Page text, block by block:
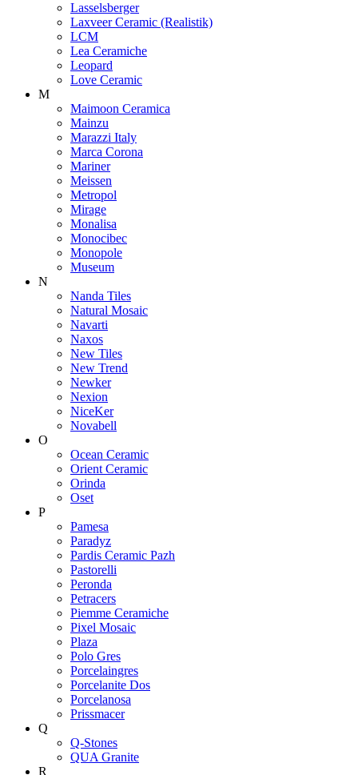
Lasselsberger
Laxveer Ceramic (Realistik)
LCM
Lea Ceramiche
Leopard
Love Ceramic
M
Maimoon Ceramica
Mainzu
Marazzi Italy
Marca Corona
Mariner
Meissen
Metropol
Mirage
Monalisa
Monocibec
Monopole
Museum
N
Nanda Tiles
Natural Mosaic
Navarti
Naxos
New Tiles
New Trend
Newker
Nexion
NiceKer
Novabell
O
Ocean Ceramic
Orient Ceramic
Orinda
Oset
P
Pamesa
Paradyz
Pardis Ceramic Pazh
Pastorelli
Peronda
Petracers
Piemme Ceramiche
Pixel Mosaic
Plaza
Polo Gres
Porcelaingres
Porcelanite Dos
Porcelanosa
Prissmacer
Q
Q-Stones
QUA Granite
R